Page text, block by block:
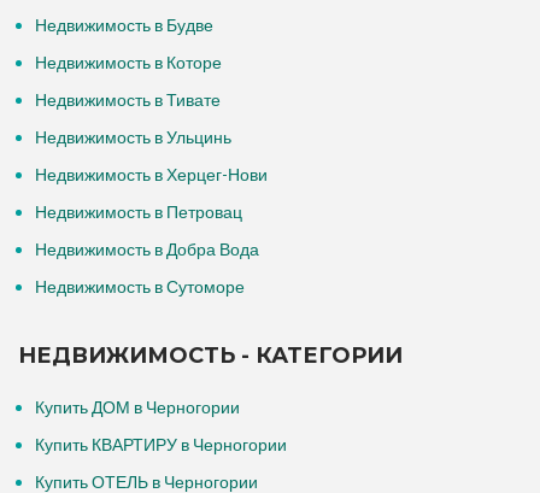
Недвижимость в Будве
Недвижимость в Которе
Недвижимость в Тивате
Недвижимость в Ульцинь
Недвижимость в Херцег-Нови
Недвижимость в Петровац
Недвижимость в Добра Вода
Недвижимость в Сутоморе
НЕДВИЖИМОСТЬ - КАТЕГОРИИ
Купить ДОМ в Черногории
Купить КВАРТИРУ в Черногории
Купить ОТЕЛЬ в Черногории